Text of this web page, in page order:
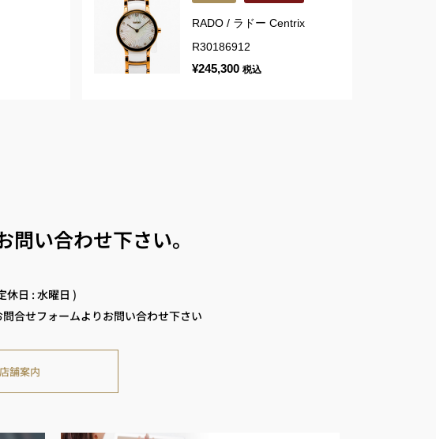
RADO / ラドー Centrix
R30186912
¥245,300 税込
い合わせ下さい。
休日 : 水曜日 )
合せフォームよりお問い合わせ下さい
店舗案内